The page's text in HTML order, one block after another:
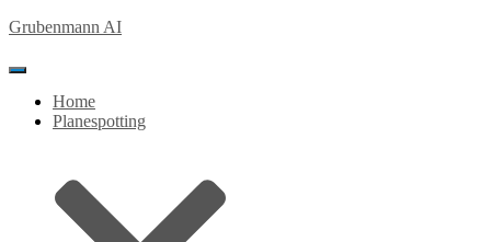
Grubenmann AI
Toggle Navigation
Home
Planespotting